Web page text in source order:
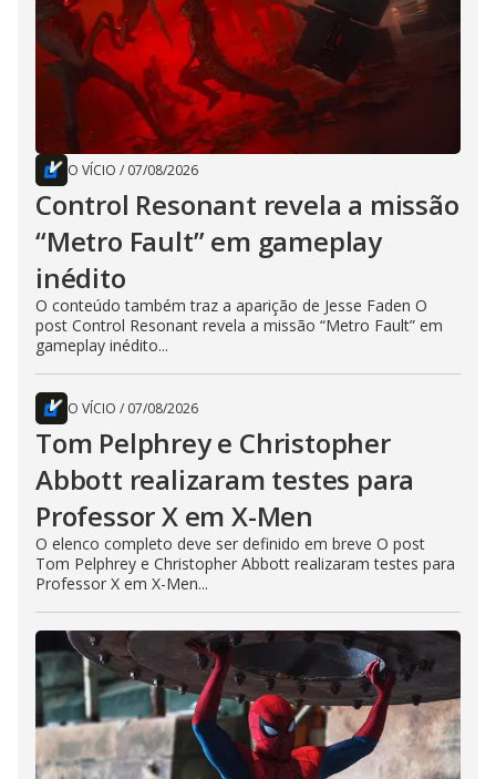
O VÍCIO / 07/08/2026
Control Resonant revela a missão
“Metro Fault” em gameplay
inédito
O conteúdo também traz a aparição de Jesse Faden O
post Control Resonant revela a missão “Metro Fault” em
gameplay inédito...
O VÍCIO / 07/08/2026
Tom Pelphrey e Christopher
Abbott realizaram testes para
Professor X em X-Men
O elenco completo deve ser definido em breve O post
Tom Pelphrey e Christopher Abbott realizaram testes para
Professor X em X-Men...